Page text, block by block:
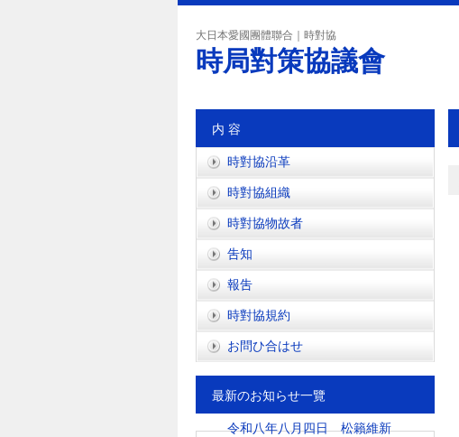
大日本愛國團體聯合｜時對協
時局對策協議會
内 容
時對協沿革
時對協組織
時對協物故者
吿知
報吿
時對協規約
お問ひ合はせ
最新のお知らせ一覽
令和八年八月四日 松籟維新